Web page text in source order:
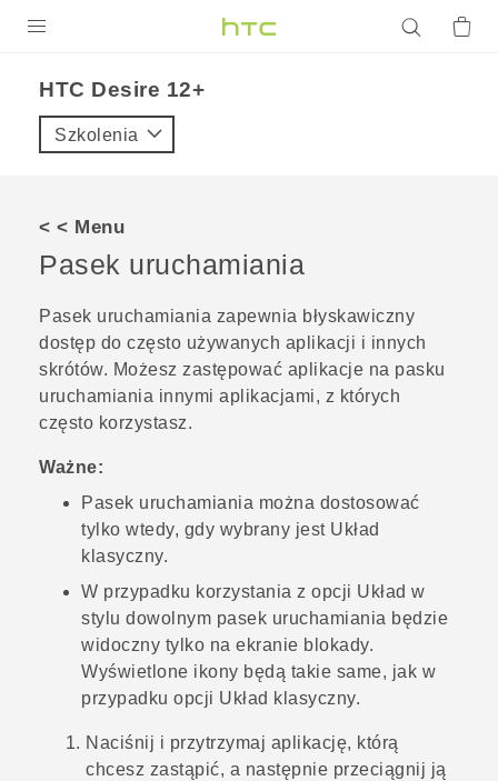
VIVE
POMOC TECHNICZNA
Urządzenia i akcesoria HTC
Zaloguj się
HTC Desire 12+‎
Szkolenia
< < Menu
Pasek uruchamiania
Pasek uruchamiania zapewnia błyskawiczny
dostęp do często używanych aplikacji i innych
skrótów. Możesz zastępować aplikacje na pasku
uruchamiania innymi aplikacjami, z których
często korzystasz.
Ważne:
Pasek uruchamiania można dostosować
tylko wtedy, gdy wybrany jest Układ
klasyczny.
W przypadku korzystania z opcji Układ w
stylu dowolnym pasek uruchamiania będzie
widoczny tylko na ekranie blokady.
Wyświetlone ikony będą takie same, jak w
przypadku opcji Układ klasyczny.
Naciśnij i przytrzymaj aplikację, którą
chcesz zastąpić, a następnie przeciągnij ją